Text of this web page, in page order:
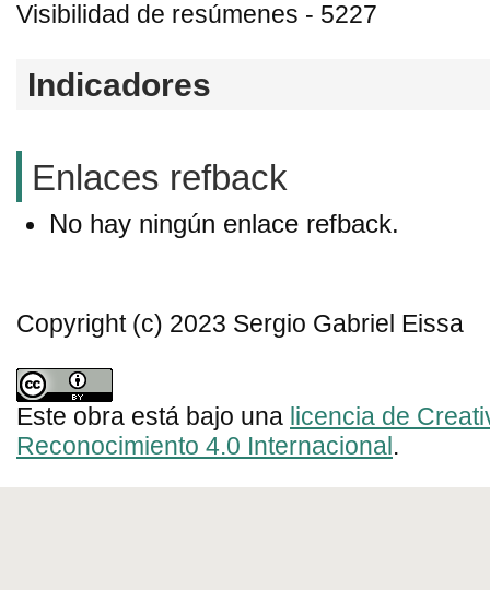
Visibilidad de resúmenes - 5227
Indicadores
Enlaces refback
No hay ningún enlace refback.
Copyright (c) 2023 Sergio Gabriel Eissa
Este obra está bajo una licencia de
Reconocimiento 4.0 Internacional .